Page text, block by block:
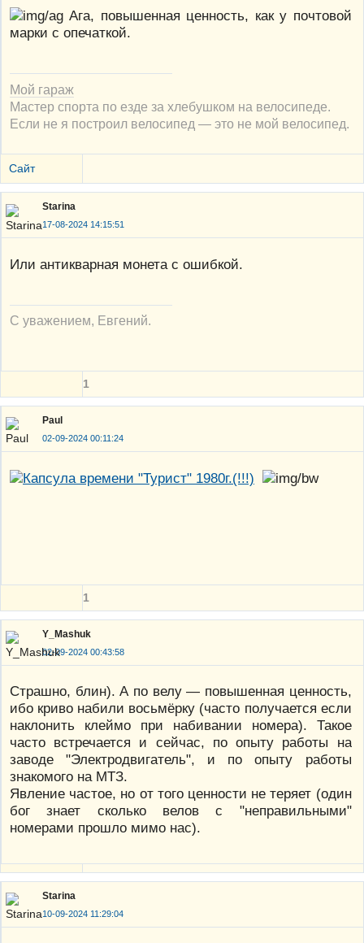
Ага, повышенная ценность, как у почтовой
марки с опечаткой.
Мой гараж
Мастер спорта по езде за хлебушком на велосипеде.
Если не я построил велосипед — это не мой велосипед.
Сайт
Starina
17-08-2024 14:15:51
Или антикварная монета с ошибкой.
С уважением, Евгений.
1
Paul
02-09-2024 00:11:24
1
Y_Mashuk
02-09-2024 00:43:58
Страшно, блин). А по велу — повышенная ценность,
ибо криво набили восьмёрку (часто получается если
наклонить клеймо при набивании номера). Такое
часто встречается и сейчас, по опыту работы на
заводе "Электродвигатель", и по опыту работы
знакомого на МТЗ.
Явление частое, но от того ценности не теряет (один
бог знает сколько велов с "неправильными"
номерами прошло мимо нас).
Starina
10-09-2024 11:29:04